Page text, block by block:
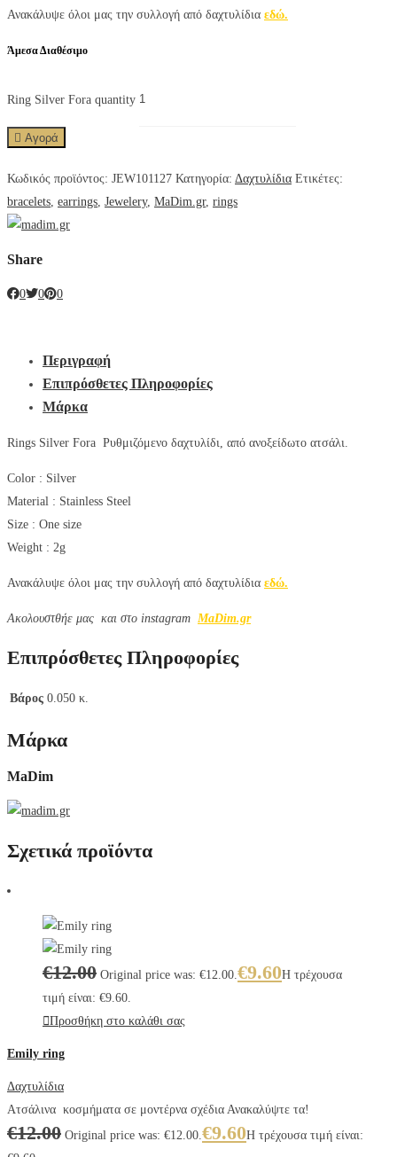
Ανακάλυψε όλοι μας την συλλογή από δαχτυλίδια εδώ.
Άμεσα Διαθέσιμο
Ring Silver Fora quantity
Αγορά
Κωδικός προϊόντος: JEW101127 Κατηγορία: Δαχτυλίδια Ετικέτες:
bracelets earrings Jewelery, MaDim.gr, rings
Share
0 0 0
Περιγραφή
Επιπρόσθετες Πληροφορίες
Μάρκα
Rings Silver Fora Ρυθμιζόμενο δαχτυλίδι, από ανοξείδωτο ατσάλι.
Color : Silver
Material : Stainless Steel
Size : One size
Weight : 2g
Ανακάλυψε όλοι μας την συλλογή από δαχτυλίδια εδώ.
Aκολουστθήε μας και στο instagram MaDim.gr
Επιπρόσθετες Πληροφορίες
Βάρος 0.050 κ.
Μάρκα
MaDim
Σχετικά προϊόντα
€12.00 Original price was: €12.00. €9.60Η τρέχουσα
τιμή είναι: €9.60.
Προσθήκη στο καλάθι σας
Emily ring
Δαχτυλίδια
Ατσάλινα κοσμήματα σε μοντέρνα σχέδια Ανακαλύψτε τα!
€12.00 Original price was: €12.00. €9.60Η τρέχουσα τιμή είναι: